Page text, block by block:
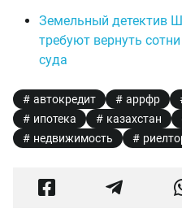
Земельный детектив
требуют вернуть
суда
автокредит аррфр
ипотека
казахстан
недвижимость